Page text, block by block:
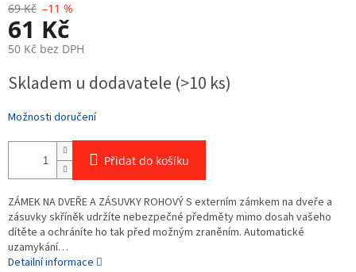
69 Kč –11 %
61 Kč
50 Kč bez DPH
cena:
Skladem u dodavatele (>10 ks)
Možnosti doručení
Přidat do košíku
ZÁMEK NA DVEŘE A ZÁSUVKY ROHOVÝ S externím zámkem na dveře a
zásuvky skříněk udržíte nebezpečné předměty mimo dosah vašeho
dítěte a ochráníte ho tak před možným zraněním. Automatické
uzamykání…
Detailní informace